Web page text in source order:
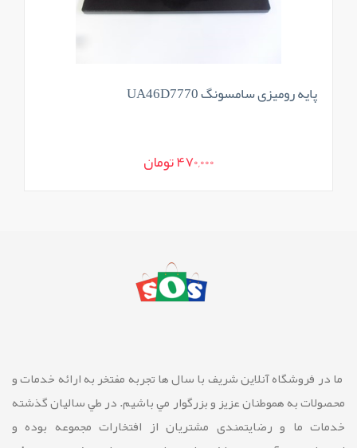
پایه رومیزی سامسونگ UA46D7770
470,000 تومان
ما در فروشگاه آنلاین شريف با سال ها تجربه مفتخر به ارائه خدمات و
محصولات به هموطنان عزیز و بزرگوار مي باشيم. در طي ساليان گذشته
خدمات ما و رضايتمندی مشتريان از افتخارات مجموعه بوده و